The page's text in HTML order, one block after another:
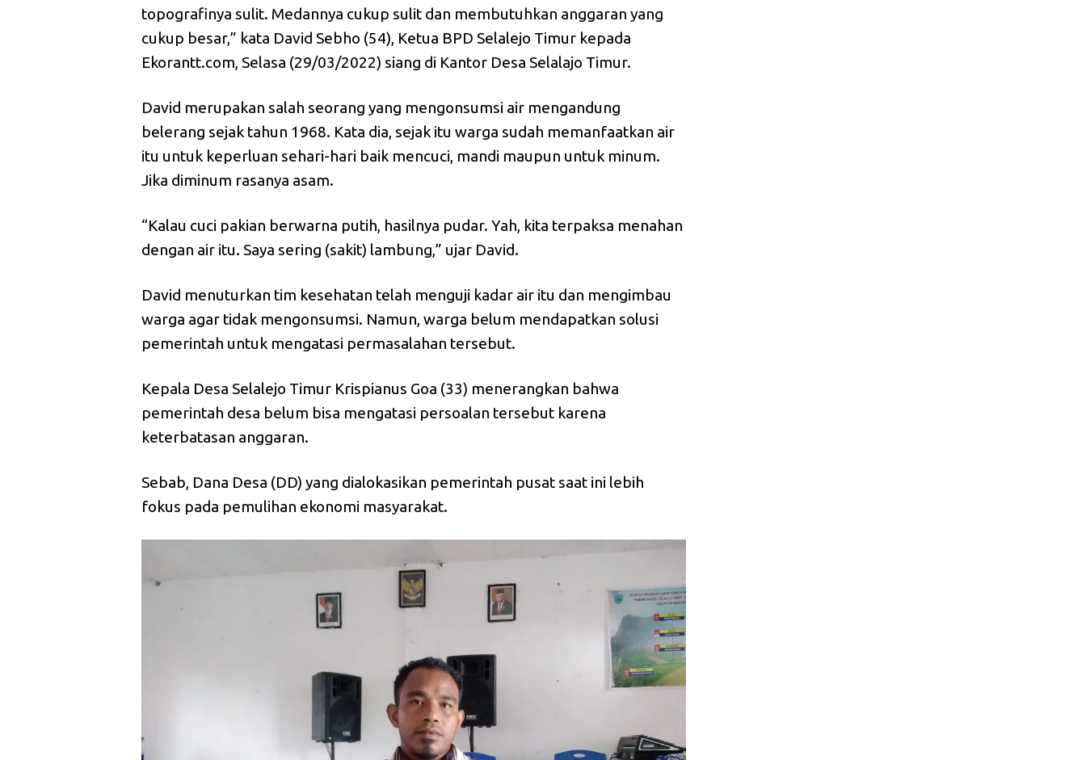
topografinya sulit. Medannya cukup sulit dan membutuhkan anggaran yang
cukup besar,” kata David Sebho (54), Ketua BPD Selalejo Timur kepada
Ekorantt.com, Selasa (29/03/2022) siang di Kantor Desa Selalajo Timur.
David merupakan salah seorang yang mengonsumsi air mengandung
belerang sejak tahun 1968. Kata dia, sejak itu warga sudah memanfaatkan air
itu untuk keperluan sehari-hari baik mencuci, mandi maupun untuk minum.
Jika diminum rasanya asam.
“Kalau cuci pakian berwarna putih, hasilnya pudar. Yah, kita terpaksa menahan
dengan air itu. Saya sering (sakit) lambung,” ujar David.
David menuturkan tim kesehatan telah menguji kadar air itu dan mengimbau
warga agar tidak mengonsumsi. Namun, warga belum mendapatkan solusi
pemerintah untuk mengatasi permasalahan tersebut.
Kepala Desa Selalejo Timur Krispianus Goa (33) menerangkan bahwa
pemerintah desa belum bisa mengatasi persoalan tersebut karena
keterbatasan anggaran.
Sebab, Dana Desa (DD) yang dialokasikan pemerintah pusat saat ini lebih
fokus pada pemulihan ekonomi masyarakat.